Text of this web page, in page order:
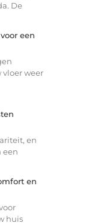
De
een
vloer weer
en
een
en
huis